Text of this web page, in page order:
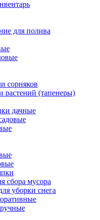
для полива
сорняков
растений (тапенеры)
дачные
сбора мусора
уборки снега